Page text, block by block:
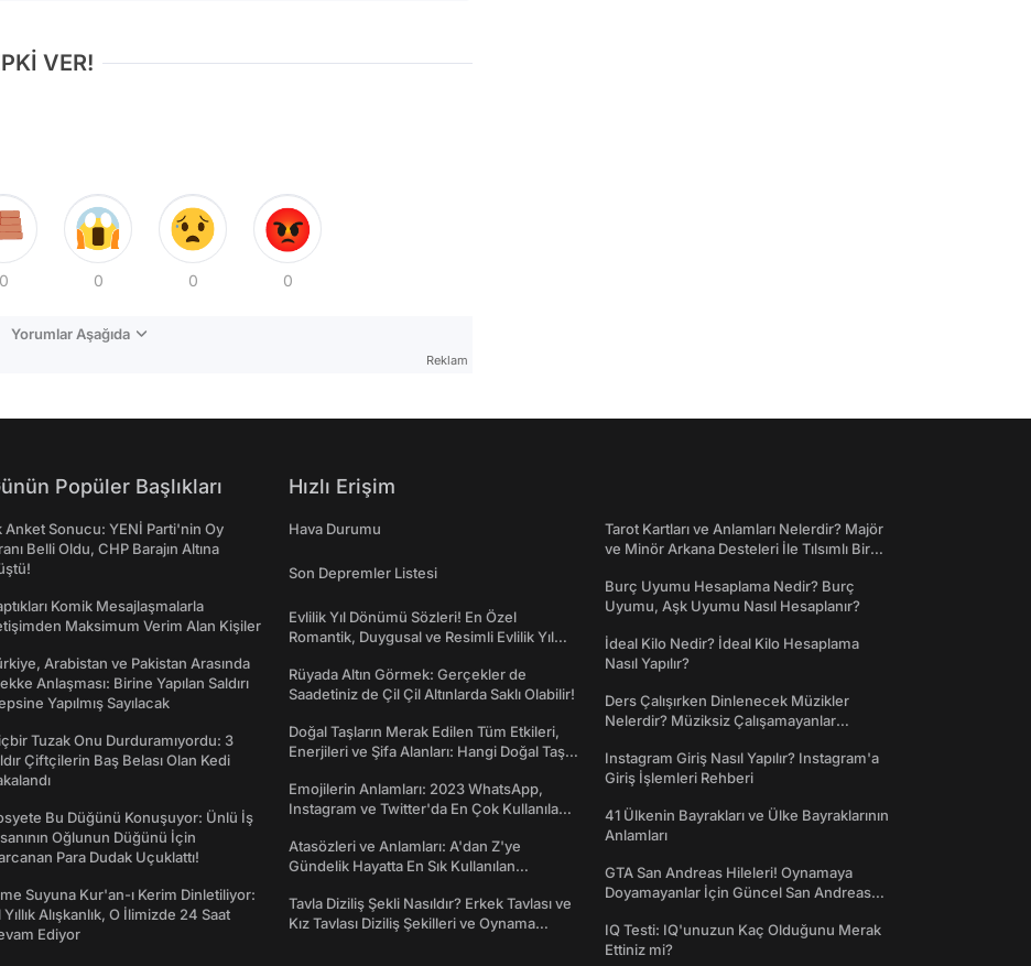
VER!
0 0 0 0
Yorumlar Aşağıda
Reklam
Popüler Başlıkları
Anket Sonucu: YENİ Parti'nin Oy
Belli Oldu, CHP Barajın Altına
Komik Mesajlaşmalarla
Maksimum Verim Alan Kişiler
Arabistan ve Pakistan Arasında
Anlaşması: Birine Yapılan Saldırı
Yapılmış Sayılacak
Tuzak Onu Durduramıyordu: 3
Çiftçilerin Baş Belası Olan Kedi
Bu Düğünü Konuşuyor: Ünlü İş
Oğlunun Düğünü İçin
Para Dudak Uçuklattı!
Suyuna Kur'an-ı Kerim Dinletiliyor:
Yıllık Alışkanlık, O İlimizde 24 Saat
Ediyor
Hızlı Erişim
Hava Durumu
Son Depremler Listesi
Evlilik Yıl Dönümü Sözleri! En Özel
Romantik, Duygusal ve Resimli Evlilik Yıl
Rüyada Altın Görmek: Gerçekler de
Saadetiniz de Çil Çil Altınlarda Saklı Olabilir!
Doğal Taşların Merak Edilen Tüm Etkileri,
Enerjileri ve Şifa Alanları: Hangi Doğal Taş
Emojilerin Anlamları: 2023 WhatsApp,
Instagram ve Twitter'da En Çok Kullanılan
Atasözleri ve Anlamları: A'dan Z'ye
Gündelik Hayatta En Sık Kullanılan
Tavla Diziliş Şekli Nasıldır? Erkek Tavlası ve
Kız Tavlası Diziliş Şekilleri ve Oynama
Tarot Kartları ve Anlamları Nelerdir? Majör
ve Minör Arkana Desteleri İle Tılsımlı Bir
Burç Uyumu Hesaplama Nedir? Burç
Uyumu, Aşk Uyumu Nasıl Hesaplanır?
İdeal Kilo Nedir? İdeal Kilo Hesaplama
Nasıl Yapılır?
Ders Çalışırken Dinlenecek Müzikler
Nelerdir? Müziksiz Çalışamayanlar
Instagram Giriş Nasıl Yapılır? Instagram'a
Giriş İşlemleri Rehberi
41 Ülkenin Bayrakları ve Ülke Bayraklarının
Anlamları
GTA San Andreas Hileleri! Oynamaya
Doyamayanlar İçin Güncel San Andreas
IQ Testi: IQ'unuzun Kaç Olduğunu Merak
Ettiniz mi?